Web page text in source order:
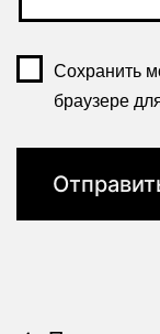
Сохранить
браузере